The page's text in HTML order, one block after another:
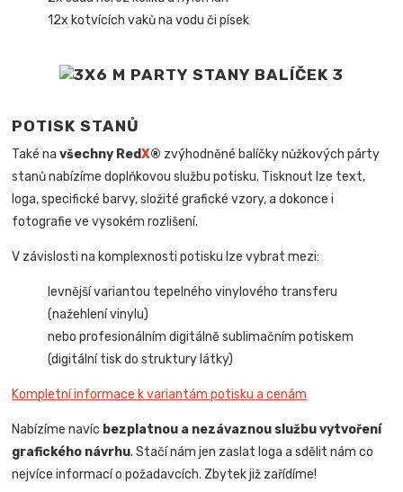
12x kotvících vaků na vodu či písek
POTISK STANŮ
Také navšechny RedX® zvýhodněné balíčky nůžkových párty
stanů nabízíme doplňkovou službu potisku. Tisknout lze text,
loga, specifické barvy, složité grafické vzory, a dokonce i
fotografie ve vysokém rozlišení.
V závislosti na komplexnosti potisku lze vybrat mezi:
levnější variantou tepelného vinylového transferu
(nažehlení vinylu)
nebo profesionálním digitálně sublimačním potiskem
(digitální tisk do struktury látky)
Kompletní informace k variantám potisku a cenám
Nabízíme navíc bezplatnou a nezávaznou službu vytvoření
grafického návrhu. Stačí nám jen zaslat loga a sdělit nám co
nejvíce informací o požadavcích. Zbytek již zařídíme!